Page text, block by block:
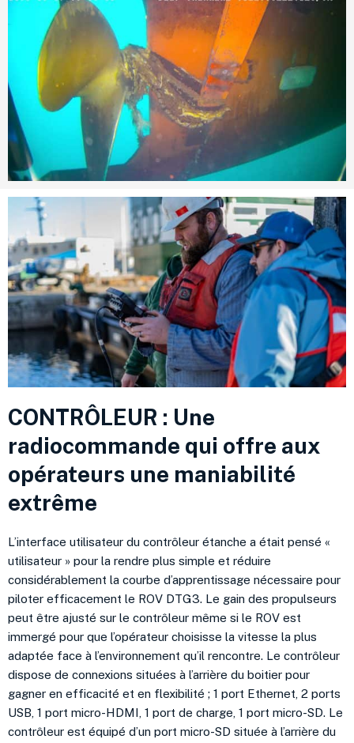
CONTRÔLEUR : Une
radiocommande qui offre aux
opérateurs une maniabilité
extrême
L’interface utilisateur du contrôleur étanche a était pensé «
utilisateur » pour la rendre plus simple et réduire
considérablement la courbe d’apprentissage nécessaire pour
piloter efficacement le ROV DTG3. Le gain des propulseurs
peut être ajusté sur le contrôleur même si le ROV est
immergé pour que l’opérateur choisisse la vitesse la plus
adaptée face à l’environnement qu’il rencontre. Le contrôleur
dispose de connexions situées à l’arrière du boitier pour
gagner en efficacité et en flexibilité ; 1 port Ethernet, 2 ports
USB, 1 port micro-HDMI, 1 port de charge, 1 port micro-SD. Le
contrôleur est équipé d’un port micro-SD située à l’arrière du